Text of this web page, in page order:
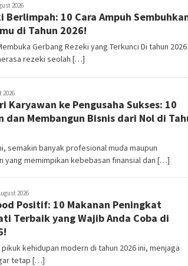
2026
Berlimpah: 10 Cara Ampuh
di Tahun 2026!
Gerbang Rezeki yang Terkunci Di tahun
rezeki seolah […]
2026
Karyawan ke Pengusaha Sukses: 10
dan Membangun Bisnis dari Nol di
semakin banyak profesional muda maupun
yang memimpikan kebebasan finansial dan […]
2026
Positif: 10 Makanan Peningkat
Terbaik yang Wajib Anda Coba di
kehidupan modern di tahun 2026 ini, menjaga
tetap […]